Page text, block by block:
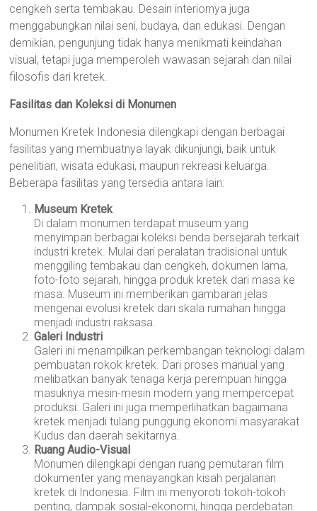
cengkeh serta tembakau. Desain interiornya juga
menggabungkan nilai seni, budaya, dan edukasi. Dengan
demikian, pengunjung tidak hanya menikmati keindahan
visual, tetapi juga memperoleh wawasan sejarah dan nilai
filosofis dari kretek.
Fasilitas dan Koleksi di Monumen
Monumen Kretek Indonesia dilengkapi dengan berbagai
fasilitas yang membuatnya layak dikunjungi, baik untuk
penelitian, wisata edukasi, maupun rekreasi keluarga.
Beberapa fasilitas yang tersedia antara lain:
Museum Kretek
Di dalam monumen terdapat museum yang
menyimpan berbagai koleksi benda bersejarah terkait
industri kretek. Mulai dari peralatan tradisional untuk
menggiling tembakau dan cengkeh, dokumen lama,
foto-foto sejarah, hingga produk kretek dari masa ke
masa. Museum ini memberikan gambaran jelas
mengenai evolusi kretek dari skala rumahan hingga
menjadi industri raksasa.
Galeri Industri
Galeri ini menampilkan perkembangan teknologi dalam
pembuatan rokok kretek. Dari proses manual yang
melibatkan banyak tenaga kerja perempuan hingga
masuknya mesin-mesin modern yang mempercepat
produksi. Galeri ini juga memperlihatkan bagaimana
kretek menjadi tulang punggung ekonomi masyarakat
Kudus dan daerah sekitarnya.
Ruang Audio-Visual
Monumen dilengkapi dengan ruang pemutaran film
dokumenter yang menayangkan kisah perjalanan
kretek di Indonesia. Film ini menyoroti tokoh-tokoh
penting, dampak sosial-ekonomi, hingga perdebatan